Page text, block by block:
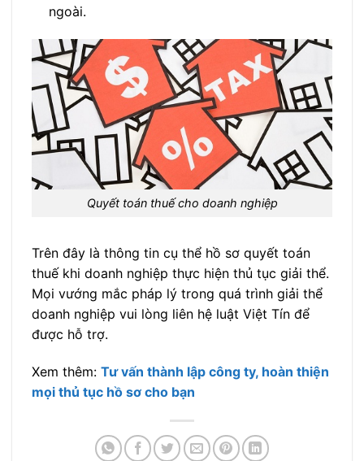
ngoài.
Quyết toán thuế cho doanh nghiệp
Trên đây là thông tin cụ thể hồ sơ quyết toán
thuế khi doanh nghiệp thực hiện thủ tục giải thể.
Mọi vướng mắc pháp lý trong quá trình giải thể
doanh nghiệp vui lòng liên hệ luật Việt Tín để
được hỗ trợ.
Xem thêm: Tư vấn thành lập công ty, hoàn thiện
mọi thủ tục hồ sơ cho bạn